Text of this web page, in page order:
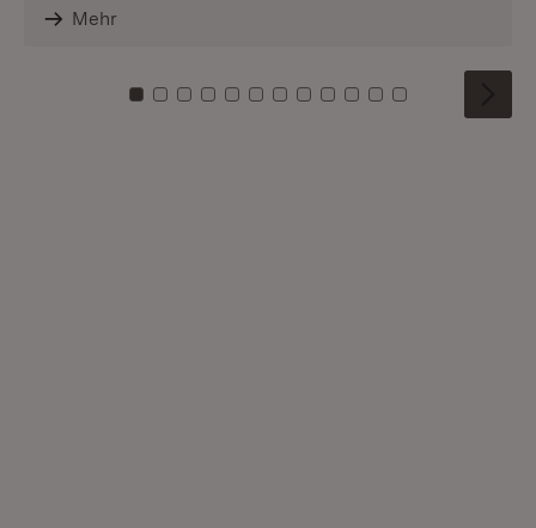
Mehr
Zu Kachel: 0
Zu Kachel: 1
Zu Kachel: 2
Zu Kachel: 3
Zu Kachel: 4
Zu Kachel: 5
Zu Kachel: 6
Zu Kachel: 7
Zu Kachel: 8
Zu Kachel: 9
Zu Kachel: 10
Zu Kachel: 11